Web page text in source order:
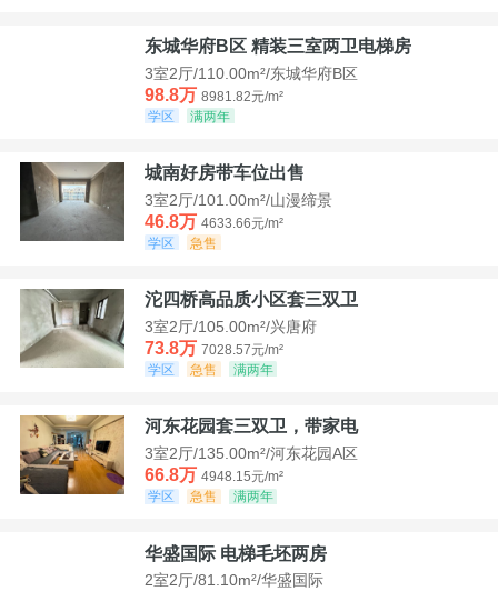
东城华府B区 精装三室两卫电梯房
3室2厅/110.00m²/东城华府B区
98.8万 8981.82元/m²
学区
满两年
城南好房带车位出售
3室2厅/101.00m²/山漫缔景
46.8万 4633.66元/m²
学区
急售
沱四桥高品质小区套三双卫
3室2厅/105.00m²/兴唐府
73.8万 7028.57元/m²
学区
急售 满两年
河东花园套三双卫，带家电
3室2厅/135.00m²/河东花园A区
66.8万 4948.15元/m²
学区
急售 满两年
华盛国际 电梯毛坯两房
2室2厅/81.10m²/华盛国际